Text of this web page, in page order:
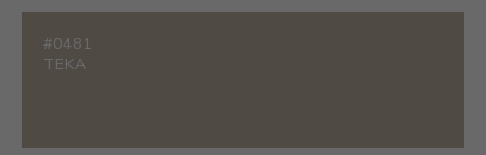
#0481
TEKA